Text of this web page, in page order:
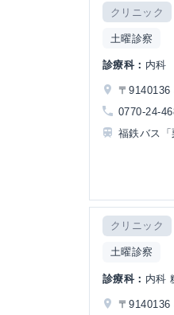
クリニック
土曜診察
診療科： 内科
〒9140136
0770-24-
福鉄バス
クリニック
土曜診察
診療科： 内科
〒9140136